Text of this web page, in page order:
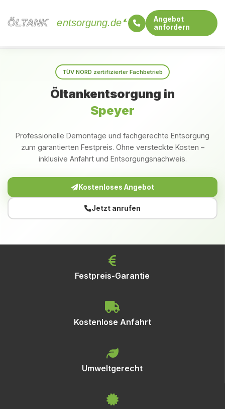
ÖLTANK
ÖLTANK entsorgung.de
Angebot
anfordern
TÜV NORD zertifizierter Fachbetrieb
Öltankentsorgung in
Speyer
Professionelle Demontage und fachgerechte Entsorgung
zum garantierten Festpreis. Ohne versteckte Kosten –
inklusive Anfahrt und Entsorgungsnachweis.
Kostenloses Angebot
Jetzt anrufen
Festpreis-Garantie
Kostenlose Anfahrt
Umweltgerecht